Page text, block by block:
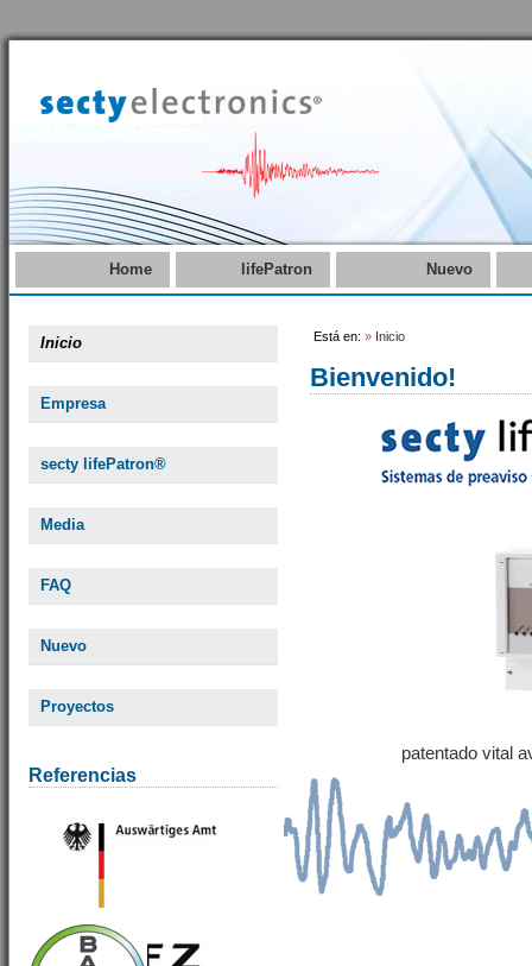
Home lifePatron Nuevo
Inicio
Empresa
secty lifePatron®
Media
FAQ
Nuevo
Proyectos
Referencias
Está en: » Inicio
Bienvenido!
patentado vital